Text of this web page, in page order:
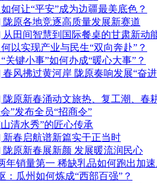
何让“平安”成为边疆最美底色？
原各地竞逐高质量发展新赛道
从田间智慧到国际餐桌的甘肃新动
以实现产业与民生“双向奔赴”？
关键小事”如何办成“暖心大事”？
风拂过黄河岸 陇原奏响发展“奋
陇原新春涌动文旅热、复工潮、春
”发布全员“招商令”
清水秀”的匠心传承
新春启航谱新篇实干正当时
陇原新春展新颜 发展暖流润民心
年销量第一 稀缺乳品如何跑出加速
：瓜州如何炼成“西部百强”？